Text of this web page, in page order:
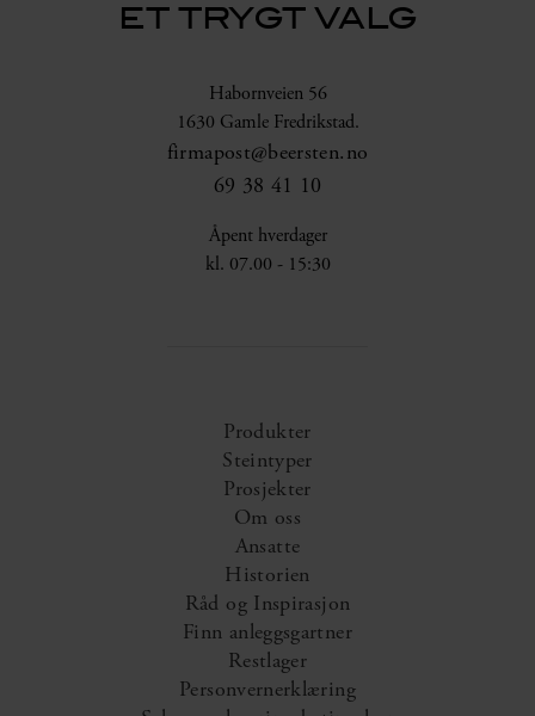
ET TRYGT VALG
Habornveien 56
1630 Gamle Fredrikstad.
firmapost@beersten.no
69 38 41 10
Åpent hverdager
kl. 07.00 - 15:30
Produkter
Steintyper
Prosjekter
Om oss
Ansatte
Historien
Råd og Inspirasjon
Finn anleggsgartner
Restlager
Personvernerklæring